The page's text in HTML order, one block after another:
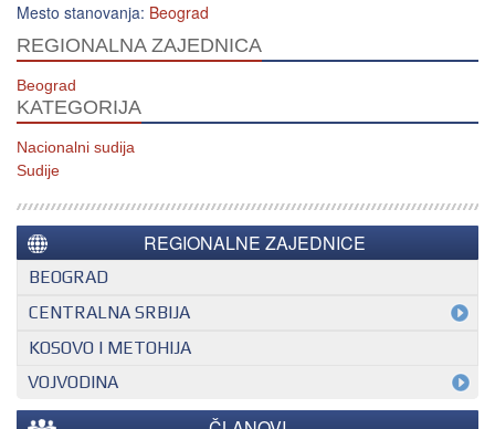
Mesto stanovanja: Beograd
REGIONALNA ZAJEDNICA
Beograd
KATEGORIJA
Nacionalni sudija
Sudije
REGIONALNE ZAJEDNICE
BEOGRAD
CENTRALNA SRBIJA
KOSOVO I METOHIJA
VOJVODINA